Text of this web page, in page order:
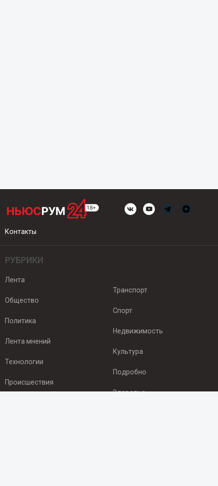
Контакты
РУБРИКИ
Лента
Общество
Политика
Лента мнений
Технологии
Происшествия
Транспорт
Спорт
Недвижимость
Культура
Подробно
Здоровье